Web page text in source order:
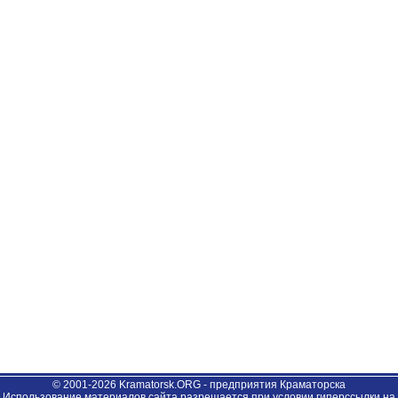
© 2001-2026 Kramatorsk.ORG - предприятия Краматорска